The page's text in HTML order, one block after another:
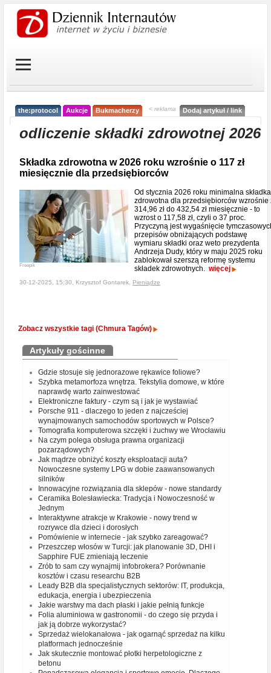
the:protocol Aukcje Bukmacherzy < reklama Dodaj artykuł / link
odliczenie składki zdrowotnej 2026
Składka zdrowotna w 2026 roku wzrośnie o 117 zł
miesięcznie dla przedsiębiorców
Freepik
Od stycznia 2026 roku minimalna składka
zdrowotna dla przedsiębiorców wzrośnie
314,96 zł do 432,54 zł miesięcznie - to
wzrost o 117,58 zł, czyli o 37 proc.
Przyczyną jest wygaśnięcie
przepisów obniżających podstawę
wymiaru składki oraz weto prezydenta
Andrzeja Dudy, który w maju 2025 roku
zablokował szerszą reformę systemu
składek zdrowotnych. więcej
30-12-2025, 15:30, Krzysztof Gontarek, Pieniądze
Zobacz wszystkie tagi (Chmura Tagów)
Artykuły gościnne
Gdzie stosuje się jednorazowe rękawice foliowe?
Szybka metamorfoza wnętrza. Tekstylia domowe, w które
naprawdę warto zainwestować
Elektroniczne faktury - czym są i jak je wystawiać
Porsche 911 - dlaczego to jeden z najcześciej
wynajmowanych samochodów sportowych w Polsce?
Tomografia komputerowa szczęki i żuchwy we Wrocławiu
Na czym polega obsługa prawna organizacji
pozarządowych?
Jak mądrze obniżyć koszty eksploatacji auta?
Nowoczesne systemy LPG w dobie zaawansowanych
silników
Innowacyjne rozwiązania dla sklepów - nowe standardy
Ceramika Bolesławiecka: Tradycja i Nowoczesność w
Jednym
Interaktywne atrakcje w Krakowie - nowy trend w
rozrywce dla dzieci i dorosłych
Pomówienie w internecie - jak szybko zareagować?
Przeszczep włosów w Turcji: jak planowanie 3D, DHI i
Sapphire FUE zmieniają leczenie
Zrób to sam czy wynajmij infobrokera? Porównanie
kosztów i czasu researchu B2B
Leady B2B dla specjalistycznych sektorów: IT, produkcja,
edukacja, energia i ubezpieczenia
Jakie warstwy ma dach płaski i jakie pełnią funkcje
Folia aluminiowa w gastronomii - do czego się przyda i
jak ją dobrze wykorzystać?
Sprzedaż wielokanałowa - jak ogarnąć sprzedaż na kilku
platformach jednocześnie
Jak skutecznie montować płotki herpetologiczne z
betonu